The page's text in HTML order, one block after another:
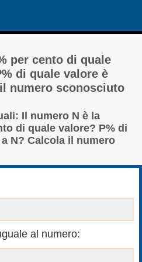
per cento di quale
di quale valore è
numero sconosciuto
Il numero N è la
di quale valore? P% di
N? Calcola il numero
al numero: